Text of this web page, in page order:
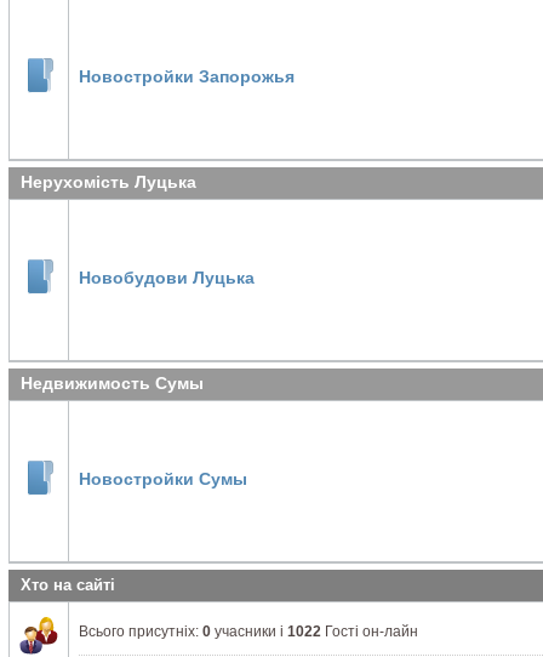
Новостройки Запорожья
Нерухомість Луцька
Новобудови Луцька
Недвижимость Сумы
Новостройки Сумы
Хто на сайті
Всього присутніх: 0 учасники і 1022 Гості он-лайн